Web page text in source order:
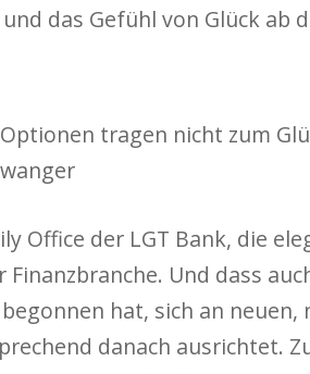
das Gefühl von Glück ab
tragen nicht zum
Office der LGT Bank, die
Finanzbranche. Und dass
hat, sich an
danach ausrichtet.